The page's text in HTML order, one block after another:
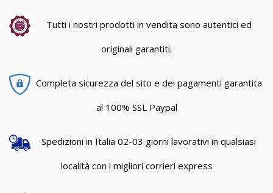
Tutti i nostri prodotti in vendita sono autentici ed
originali garantiti.
Completa sicurezza del sito e dei pagamenti garantita
al 100% SSL Paypal
Spedizioni in Italia 02-03 giorni lavorativi in qualsiasi
località con i migliori corrieri express